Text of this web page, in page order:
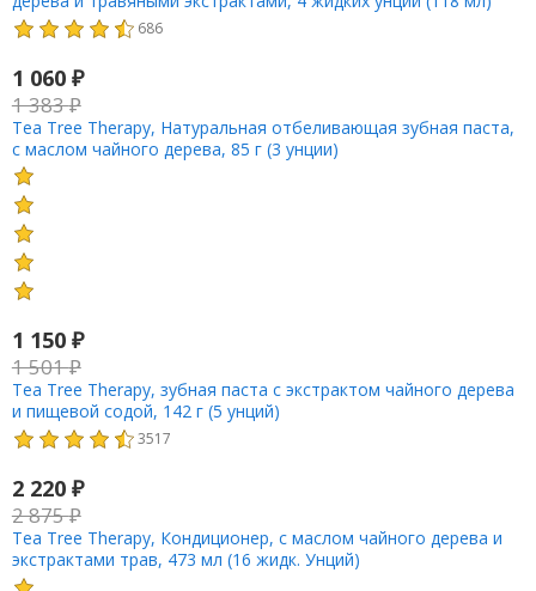
686
1 060 ₽
1 383₽
Tea Tree Therapy, Натуральная отбеливающая зубная паста,
с маслом чайного дерева, 85 г (3 унции)
1 150 ₽
1 501₽
Tea Tree Therapy, зубная паста с экстрактом чайного дерева
и пищевой содой, 142 г (5 унций)
3517
2 220 ₽
2 875₽
Tea Tree Therapy, Кондиционер, с маслом чайного дерева и
экстрактами трав, 473 мл (16 жидк. Унций)